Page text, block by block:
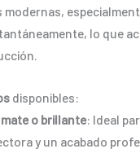
modernas,
lo que
disponibles:
o brillante: Ideal
y un acabado